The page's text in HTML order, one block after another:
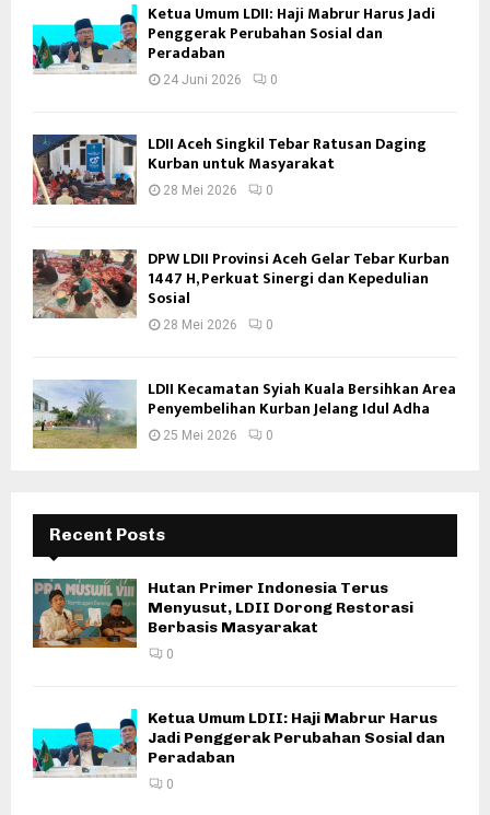
Ketua Umum LDII: Haji Mabrur Harus Jadi
Penggerak Perubahan Sosial dan
Peradaban
24 Juni 2026 0
LDII Aceh Singkil Tebar Ratusan Daging
Kurban untuk Masyarakat
28 Mei 2026 0
DPW LDII Provinsi Aceh Gelar Tebar Kurban
1447 H, Perkuat Sinergi dan Kepedulian
Sosial
28 Mei 2026 0
LDII Kecamatan Syiah Kuala Bersihkan Area
Penyembelihan Kurban Jelang Idul Adha
25 Mei 2026 0
Recent Posts
Hutan Primer Indonesia Terus
Menyusut, LDII Dorong Restorasi
Berbasis Masyarakat
0
Ketua Umum LDII: Haji Mabrur Harus
Jadi Penggerak Perubahan Sosial dan
Peradaban
0